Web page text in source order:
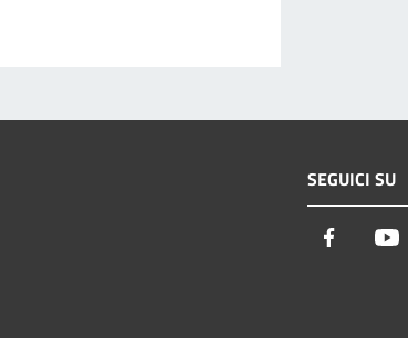
SEGUICI SU
Facebook